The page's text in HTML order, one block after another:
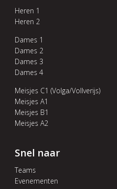
Heren 1
Heren 2
Dames 1
Dames 2
Dames 3
Dames 4
Meisjes C1 (Volga/Vollverijs)
Meisjes A1
Meisjes B1
Meisjes A2
Snel naar
Teams
Evenementen